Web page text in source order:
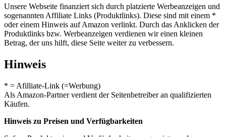
Unsere Webseite finanziert sich durch platzierte Werbeanzeigen und
sogenannten Affiliate Links (Produktlinks). Diese sind mit einem *
oder einem Hinweis auf Amazon verlinkt. Durch das Anklicken der
Produktlinks bzw. Werbeanzeigen verdienen wir einen kleinen
Betrag, der uns hilft, diese Seite weiter zu verbessern.
Hinweis
* = Afilliate-Link (=Werbung)
Als Amazon-Partner verdient der Seitenbetreiber an qualifizierten
Käufen.
Hinweis zu Preisen und Verfügbarkeiten